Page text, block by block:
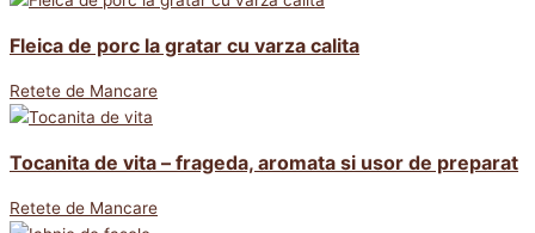
Fleica de porc la gratar cu varza calita
Retete de Mancare
Tocanita de vita – frageda, aromata si usor de preparat
Retete de Mancare